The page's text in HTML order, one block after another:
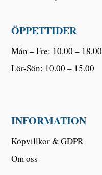
ÖPPETTIDER
Mån – Fre: 10.00 – 18.00
Lör-Sön: 10.00 – 15.00
INFORMATION
Köpvillkor & GDPR
Om oss